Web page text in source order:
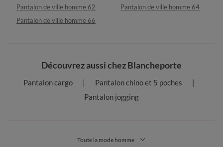
Pantalon de ville homme 62
Pantalon de ville homme 64
Pantalon de ville homme 66
Découvrez aussi chez Blancheporte
Pantalon cargo
Pantalon chino et 5 poches
Pantalon jogging
Toute la mode homme